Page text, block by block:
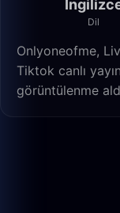
Dil
Onlyoneofme,
Tiktok canlı
görüntülenme